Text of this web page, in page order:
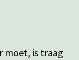
moet, is traag